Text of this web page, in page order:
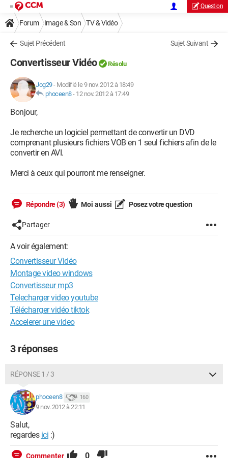
Question
Forum Image & Son TV & Vidéo
Sujet Précédent Sujet Suivant
Convertisseur Vidéo Résolu
Jog29- Modifié le 9 nov. 2012 à 18:49
phoceen8- 12 nov. 2012 à 17:49
Bonjour,
Je recherche un logiciel permettant de convertir un DVD
comprenant plusieurs fichiers VOB en 1 seul fichiers afin de le
convertir en AVI.
Merci à ceux qui pourront me renseigner.
Répondre (3) Moi aussi Posez votre question
Partager
A voir également:
Convertisseur Vidéo
Montage video windows
Convertisseur mp3
Telecharger video youtube
Télécharger vidéo tiktok
Accelerer une video
3 réponses
RÉPONSE 1 / 3
phoceen8 160
9 nov. 2012 à 22:11
Salut,
regardes ici :)
Commenter 0